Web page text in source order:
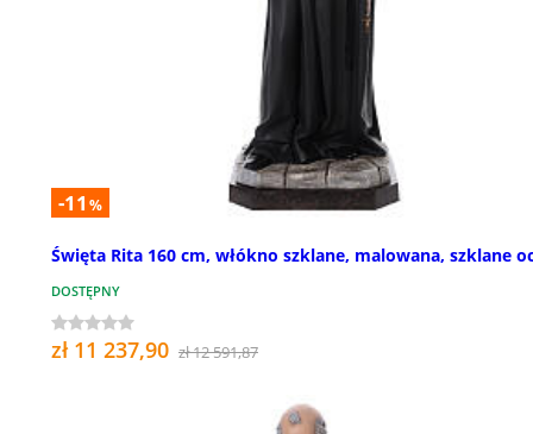
-11 %
Święta Rita 160 cm, włókno szklane, malowana, szklane
DOSTĘPNY
zł 11 237,90 zł 12 591,87